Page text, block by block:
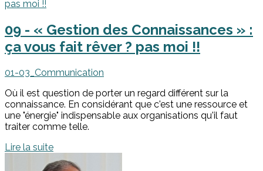
09 - « Gestion des Connaissances » :
ça vous fait rêver ? pas moi !!
01-03_Communication
Où il est question de porter un regard différent sur la
connaissance. En considérant que c'est une ressource et
une "énergie" indispensable aux organisations qu'il faut
traiter comme telle.
Lire la suite